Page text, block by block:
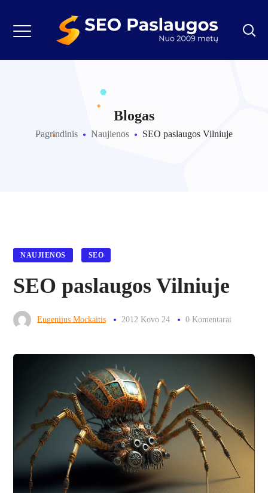
Blogas
Pagrindinis Naujienos SEO paslaugos Vilniuje
NAUJIENOS SEO
SEO paslaugos Vilniuje
Eugenijus Mockaitis 2012 Kovo 24 0 Komentarai